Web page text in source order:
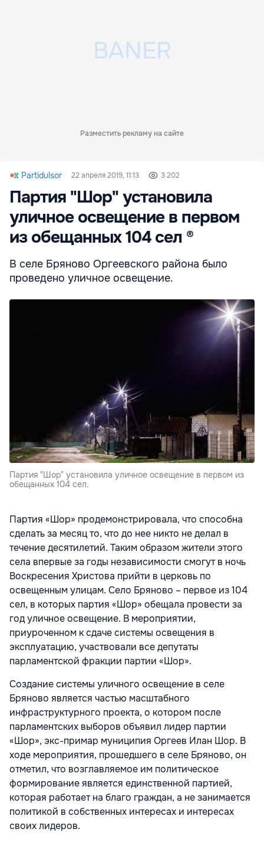
Разместить рекламу на сайте
Partidulsor 22 апреля 2019, 11:13 3 202
Партия "Шор" установила
уличное освещение в первом
из обещанных 104 сел ®
В селе Бряново Оргеевского района было
проведено уличное освещение.
Партия "Шор" установила уличное освещение в первом из
обещанных 104 сел.
Партия «Шор» продемонстрировала, что способна
сделать за месяц то, что до нее никто не делал в
течение десятилетий. Таким образом жители этого
села впервые за годы независимости смогут в ночь
Воскресения Христова прийти в церковь по
освещенным улицам. Село Бряново – первое из 104
сел, в которых партия «Шор» обещала провести за
год уличное освещение. В мероприятии,
приуроченном к сдаче системы освещения в
эксплуатацию, участвовали все депутаты
парламентской фракции партии «Шор».
Создание системы уличного освещение в селе
Бряново является частью масштабного
инфраструктурного проекта, о котором после
парламентских выборов объявил лидер партии
«Шор», экс-примар муниципия Оргеев Илан Шор. В
ходе мероприятия, прошедшего в селе Бряново, он
отметил, что возглавляемое им политическое
формирование является единственной партией,
которая работает на благо граждан, а не занимается
политикой в собственных интересах и интересах
своих лидеров.